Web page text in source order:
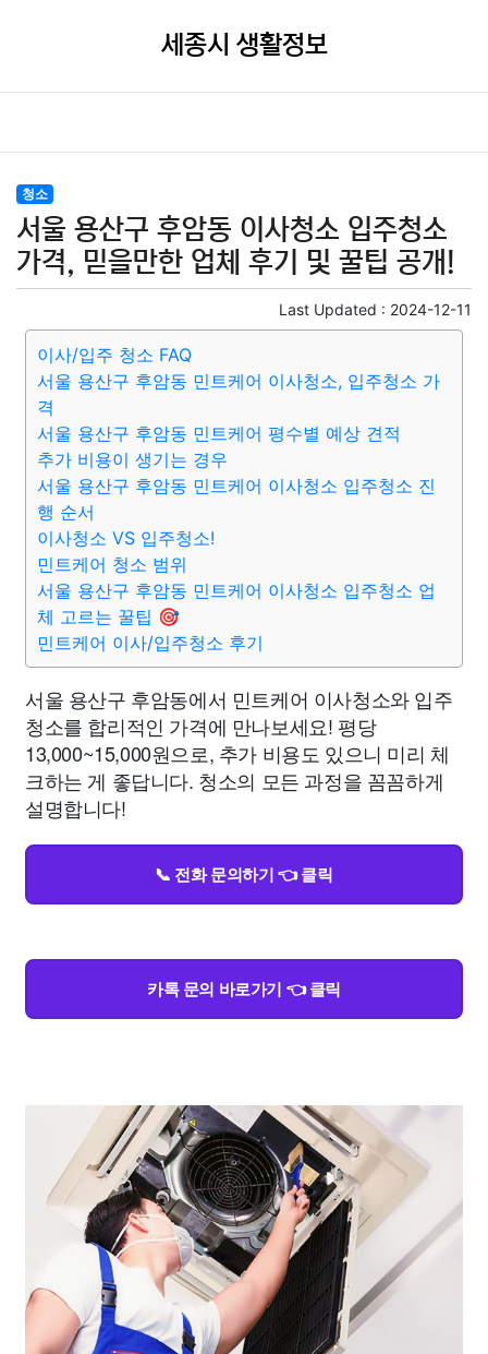
세종시 생활정보
청소
서울 용산구 후암동 이사청소 입주청소
가격, 믿을만한 업체 후기 및 꿀팁 공개!
Last Updated : 2024-12-11
이사/입주 청소 FAQ
서울 용산구 후암동 민트케어 이사청소, 입주청소 가
격
서울 용산구 후암동 민트케어 평수별 예상 견적
추가 비용이 생기는 경우
서울 용산구 후암동 민트케어 이사청소 입주청소 진
행 순서
이사청소 VS 입주청소!
민트케어 청소 범위
서울 용산구 후암동 민트케어 이사청소 입주청소 업
체 고르는 꿀팁 🎯
민트케어 이사/입주청소 후기
서울 용산구 후암동에서 민트케어 이사청소와 입주
청소를 합리적인 가격에 만나보세요! 평당
13,000~15,000원으로, 추가 비용도 있으니 미리 체
크하는 게 좋답니다. 청소의 모든 과정을 꼼꼼하게
설명합니다!
📞 전화 문의하기 👈 클릭
카톡 문의 바로가기 👈 클릭